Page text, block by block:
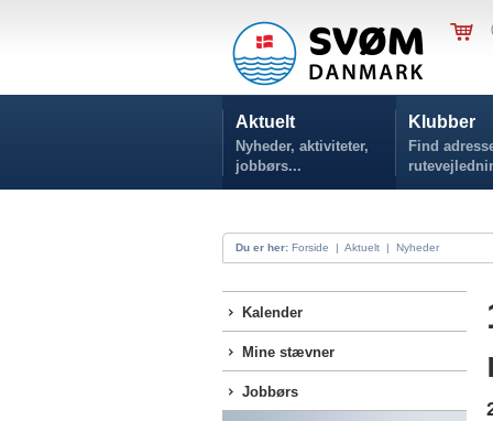
Aktuelt
Nyheder, aktiviteter,
jobbørs...
Klubber
Find
Du er her: Forside | Aktuelt | Nyheder
Kalender
Mine stævner
Jobbørs